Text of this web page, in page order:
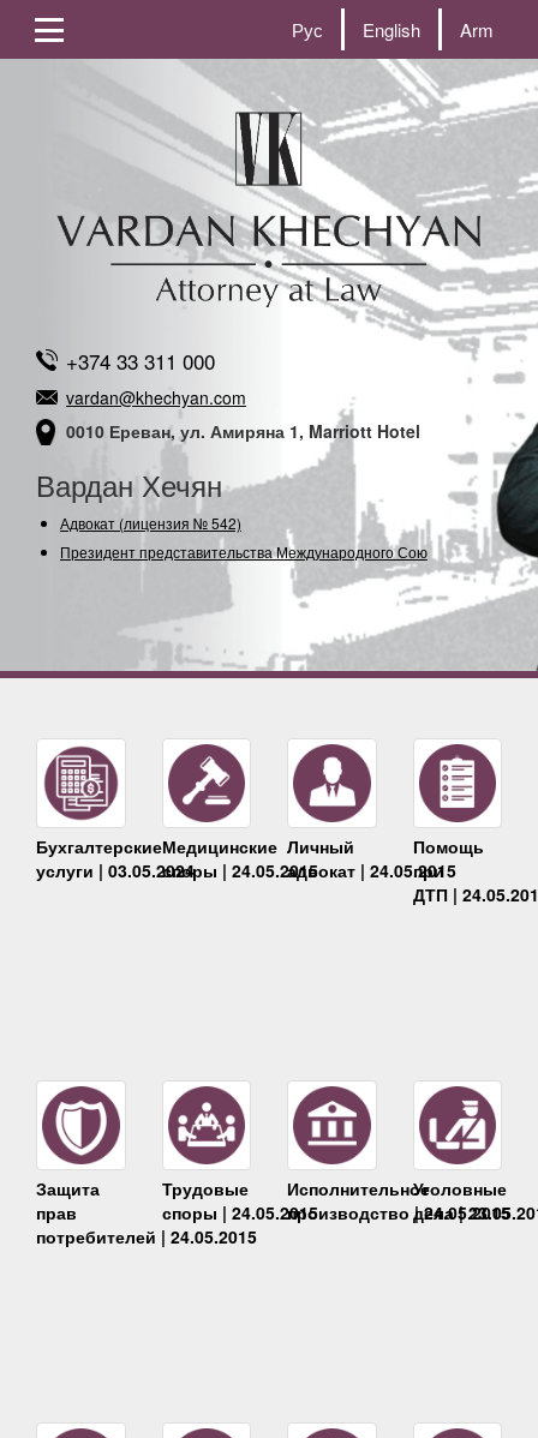
Рус English Arm
+374 33 311 000
vardan@khechyan.com
0010 Ереван, ул. Амиряна 1, Marriott Hotel
Вардан Хечян
Адвокат (лицензия № 542)
Президент представительства Международного Союза
Бухгалтерские
услуги | 03.05.2024
Медицинские
споры | 24.05.2015
Личный
адвокат | 24.05.2015
Помощь
при
ДТП |
Защита
прав
потребителей | 24.05.2015
Трудовые
споры | 24.05.2015
Исполнительное
производство | 24.05.2015
Уголовные
дела |